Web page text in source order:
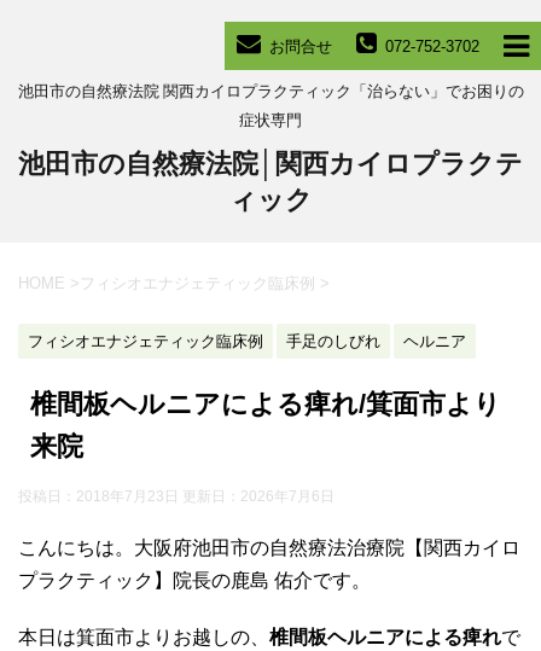
072-752-3702
お問合せ
池田市の自然療法院 関西カイロプラクティック「治らない」でお困りの
症状専門
池田市の自然療法院│関西カイロプラクテ
ィック
HOME > フィシオエナジェティック臨床例 >
フィシオエナジェティック臨床例 手足のしびれ ヘルニア
椎間板ヘルニアによる痺れ/箕面市より
来院
投稿日：2018年7月23日 更新日： 2026年7月6日
こんにちは。大阪府池田市の自然療法治療院【関西カイロ
プラクティック】院長の鹿島 佑介です。
本日は箕面市よりお越しの、 椎間板ヘルニアによる痺れで